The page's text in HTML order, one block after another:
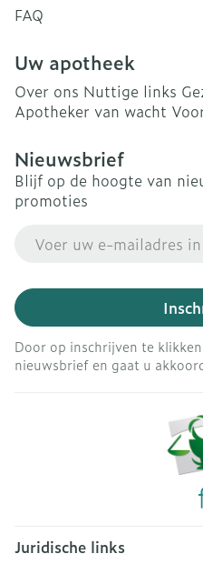
FAQ
Uw apotheek
Over ons Nuttige links
Apotheker van wacht
Nieuwsbrief
Blijf op de hoogte van
promoties
Door op inschrijven te
nieuwsbrief en gaat u
Juridische links